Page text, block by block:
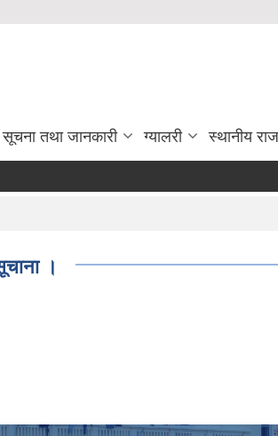
सूचना तथा जानकारी ग्यालरी स्थानीय
।